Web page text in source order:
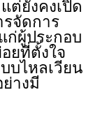
ยังคงเปิด
จัดการ
ก่ผู้ประกอบ
ยที่ตั้งใจ
ไหลเวียน
างมี